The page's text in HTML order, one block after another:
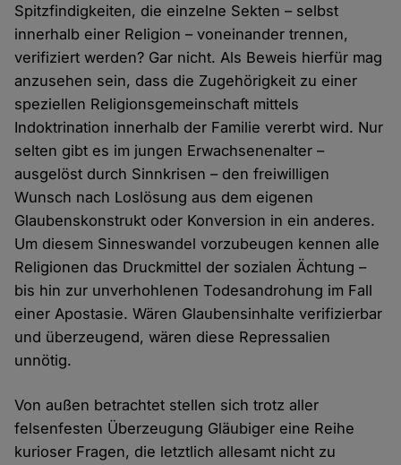
Spitzfindigkeiten, die einzelne Sekten – selbst
innerhalb einer Religion – voneinander trennen,
verifiziert werden? Gar nicht. Als Beweis hierfür mag
anzusehen sein, dass die Zugehörigkeit zu einer
speziellen Religionsgemeinschaft mittels
Indoktrination innerhalb der Familie vererbt wird. Nur
selten gibt es im jungen Erwachsenenalter –
ausgelöst durch Sinnkrisen – den freiwilligen
Wunsch nach Loslösung aus dem eigenen
Glaubenskonstrukt oder Konversion in ein anderes.
Um diesem Sinneswandel vorzubeugen kennen alle
Religionen das Druckmittel der sozialen Ächtung –
bis hin zur unverhohlenen Todesandrohung im Fall
einer Apostasie. Wären Glaubensinhalte verifizierbar
und überzeugend, wären diese Repressalien
unnötig.
Von außen betrachtet stellen sich trotz aller
felsenfesten Überzeugung Gläubiger eine Reihe
kurioser Fragen, die letztlich allesamt nicht zu